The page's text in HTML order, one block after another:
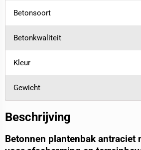
Betonsoort
Betonkwaliteit
Kleur
Gewicht
Beschrijving
Betonnen plantenbak antraciet